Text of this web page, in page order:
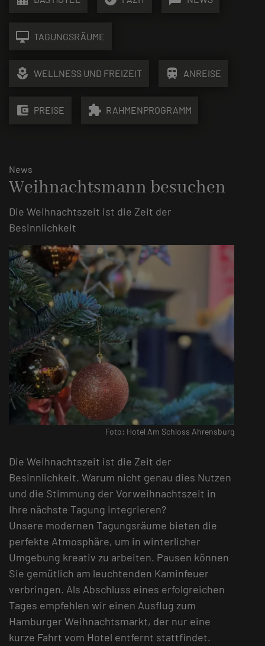
desktop_mac TAGUNGSRÄUME
local_florist WELLNESS UND FREIZEIT train ANREISE
account_balance_wallet PREISE extension RAHMENPROGRAMM
News
Weihnachtsmann besuchen
Die Weihnachtszeit ist die Zeit der
Besinnlichkeit
Foto: Hotel Am Schloss Ahrensburg
Die Weihnachtszeit ist die Zeit der
Besinnlichkeit. Warum nicht genau dies Nutzen
und die Stimmung der Vorweihnachtszeit in
Ihre nächste Tagung integrieren?
Unsere modernen Tagungsräume bieten die
perfekte Atmosphäre, um in winterlicher
Umgebung kreativ zu arbeiten. Pausen können
Sie gemütlich am leuchtenden Kaminfeuer
verbringen. Als Abschluss eines erfolgreichen
Tages empfehlen wir einen Ausflug zum
Hamburger Weihnachtsmarkt, der nur eine
kurze Fahrt vom Hotel entfernt stattfindet.